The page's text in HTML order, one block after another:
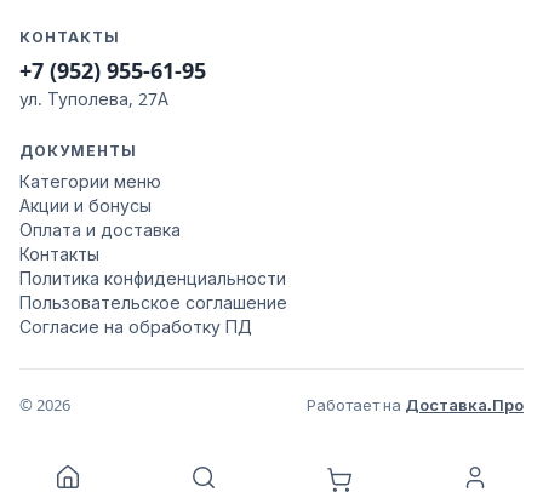
КОНТАКТЫ
+7 (952) 955-61-95
ул. Туполева, 27А
ДОКУМЕНТЫ
Категории меню
Акции и бонусы
Оплата и доставка
Контакты
Политика конфиденциальности
Пользовательское соглашение
Согласие на обработку ПД
© 2026 Работает на Доставка.Про